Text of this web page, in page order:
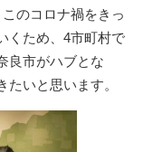
のコロナ禍をきっ
くため、4市町村で
良市がハブとな
いと思います。